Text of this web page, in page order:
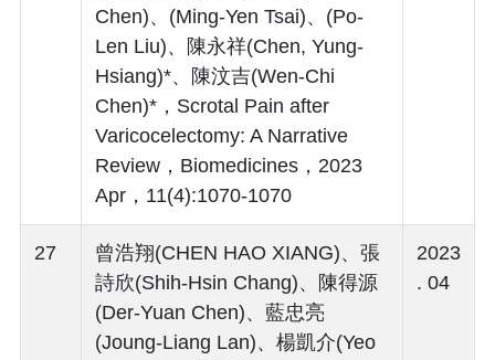
Chen)、(Ming-Yen Tsai)、(Po-
Len Liu)、陳永祥(Chen, Yung-
Hsiang)*、陳汶吉(Wen-Chi
Chen)*，Scrotal Pain after
Varicocelectomy: A Narrative
Review，Biomedicines，2023
Apr，11(4):1070-1070
27
曾浩翔(CHEN HAO XIANG)、張
詩欣(Shih-Hsin Chang)、陳得源
(Der-Yuan Chen)、藍忠亮
(Joung-Liang Lan)、楊凱介(Yeo
2023
. 04